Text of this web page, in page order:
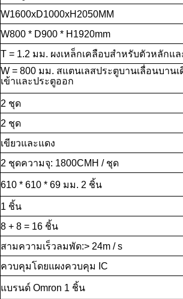
W1600xD1000xH2050MM
W800 * D900 * H1920mm
T = 1.2 มม. ผงเหล็กเคลือบสำหรับตัวหลักแ
W = 800 มม. สแตนเลสประตูบานเลื่อนบาน
เข้าและประตูออก
2 ชุด
2 ชุด
เขียวและแดง
2 ชุดความจุ: 1800CMH / ชุด
610 * 610 * 69 มม. 2 ชิ้น
1 ชิ้น
8 + 8 = 16 ชิ้น
สามความเร็วลมพัด:> 24m / s
ควบคุมโดยแผงควบคุม IC
แบรนด์ Omron 1 ชิ้น